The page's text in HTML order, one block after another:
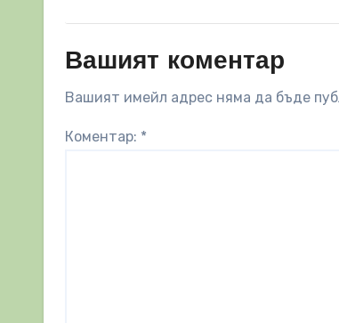
Вашият коментар
Вашият имейл адрес няма да бъде
Коментар: *